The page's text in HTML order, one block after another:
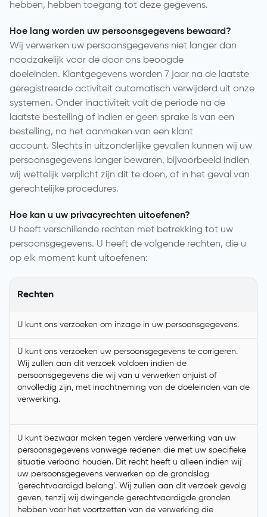
hebben, hebben toegang tot deze gegevens.
Hoe lang worden uw persoonsgegevens bewaard?
Wij verwerken uw persoonsgegevens niet langer dan
noodzakelijk voor de door ons beoogde
doeleinden. Klantgegevens worden 7 jaar na de laatste
geregistreerde activiteit automatisch verwijderd uit onze
systemen. Onder inactiviteit valt de periode na de
laatste bestelling of indien er geen sprake is van een
bestelling, na het aanmaken van een klant
account. Slechts in uitzonderlijke gevallen kunnen wij uw
persoonsgegevens langer bewaren, bijvoorbeeld indien
wij wettelijk verplicht zijn dit te doen, of in het geval van
gerechtelijke procedures.
Hoe kan u uw privacyrechten uitoefenen?
U heeft verschillende rechten met betrekking tot uw
persoonsgegevens. U heeft de volgende rechten, die u
op elk moment kunt uitoefenen:
Rechten
U kunt ons verzoeken om inzage in uw persoonsgegevens.
U kunt ons verzoeken uw persoonsgegevens te corrigeren.
Wij zullen aan dit verzoek voldoen indien de
persoonsgegevens die wij van u verwerken onjuist of
onvolledig zijn, met inachtneming van de doeleinden van de
verwerking.
U kunt bezwaar maken tegen verdere verwerking van uw
persoonsgegevens vanwege redenen die met uw specifieke
situatie verband houden. Dit recht heeft u alleen indien wij
uw persoonsgegevens verwerken op de grondslag
‘gerechtvaardigd belang’. Wij zullen aan dit verzoek gevolg
geven, tenzij wij dwingende gerechtvaardigde gronden
hebben voor het voortzetten van de verwerking die